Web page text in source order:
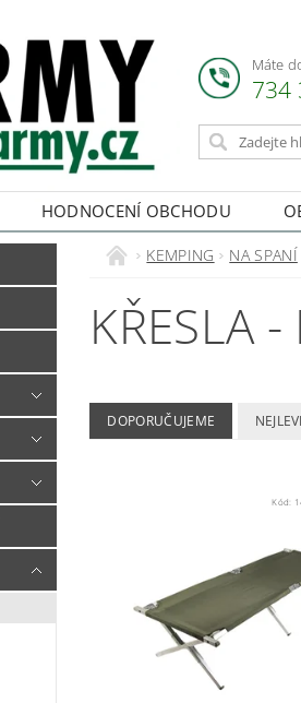
Máte
734
HODNOCENÍ OBCHODU
KEMPING NA SPANÍ
KŘESLA
DOPORUČUJEME
Kód: